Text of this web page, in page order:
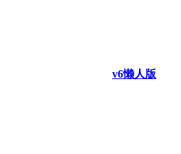
v6懒人版